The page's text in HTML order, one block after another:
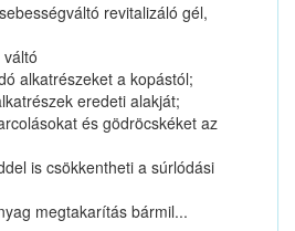
revitalizáló gél,
a kopástól;
eredeti alakját;
és gödröcskéket az
is csökkentheti a súrlódási
megtakarítás bármil...